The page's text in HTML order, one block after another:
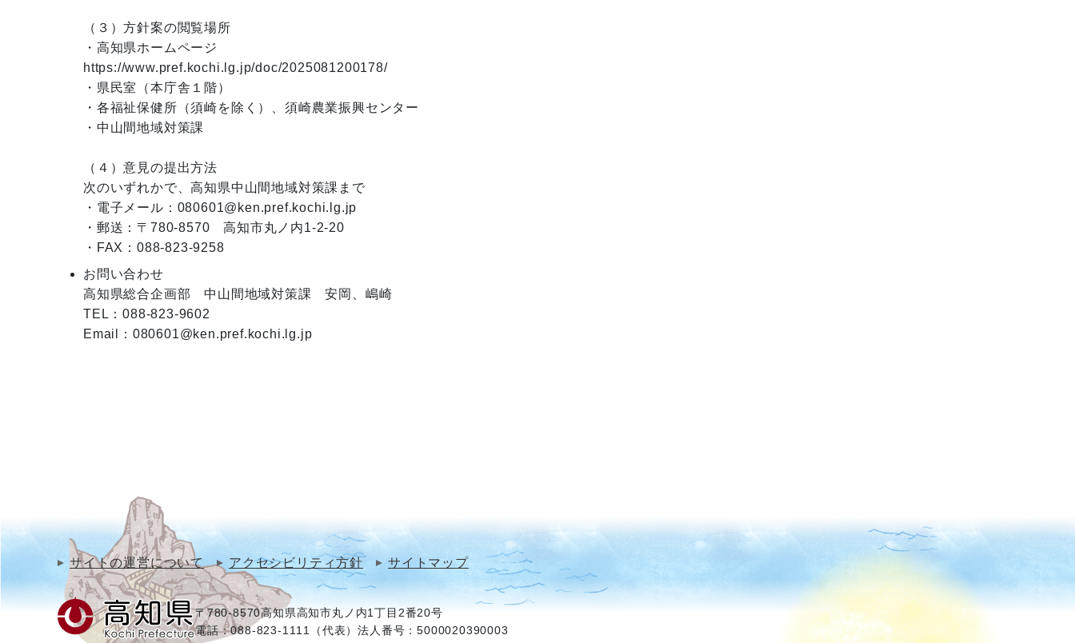
（３）方針案の閲覧場所
・高知県ホームページ
https://www.pref.kochi.lg.jp/doc/2025081200178/
・県民室（本庁舎１階）
・各福祉保健所（須崎を除く）、須崎農業振興センター
・中山間地域対策課
（４）意見の提出方法
次のいずれかで、高知県中山間地域対策課まで
・電子メール：080601@ken.pref.kochi.lg.jp
・郵送：〒780-8570　高知市丸ノ内1-2-20
お問い合わせ
高知県総合企画部　中山間地域対策課　安岡、嶋崎
TEL：088-823-9602
Email：080601@ken.pref.kochi.lg.jp
サイトの運営について アクセシビリティ方針 サイトマップ
〒780-8570高知県高知市丸ノ内1丁目2番20号
電話：088-823-1111（代表）法人番号：5000020390003